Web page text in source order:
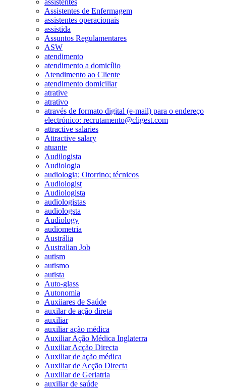
Assistentes de Enfermagem
assistentes operacionais
assistida
Assuntos Regulamentares
ASW
atendimento
atendimento a domicílio
Atendimento ao Cliente
atendimento domiciliar
atrative
atrativo
através de formato digital (e-mail) para o endereço
electrónico: recrutamento@cligest.com
attractive salaries
Attractive salary
atuante
Audilogista
Audiologia
audiologia; Otorrino; técnicos
Audiologist
Audiologista
audiologistas
audiologsta
Audiology
audiometria
Austrália
Australian Job
autism
autismo
autista
Auto-glass
Autonomia
Auxiiares de Saúde
auxilar de ação direta
auxiliar
auxiliar ação médica
Auxiliar Ação Médica Inglaterra
Auxiliar Acção Directa
Auxiliar de ação médica
Auxiliar de Acção Directa
Auxiliar de Geriatria
auxiliar de saúde